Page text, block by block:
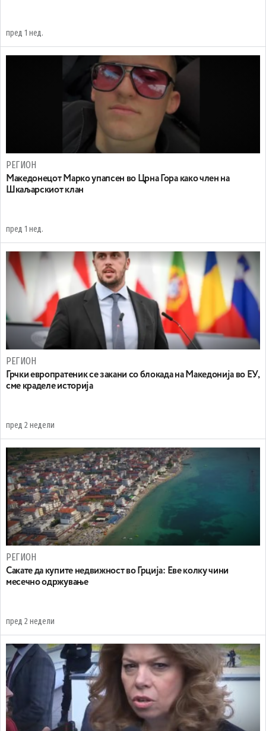
пред 1 нед.
РЕГИОН
Maкедонецот Марко упапсен во Црна Гора како член на
Шкаљарскиот клан
пред 1 нед.
РЕГИОН
Грчки европратеник се закани со блокада на Македонија во ЕУ,
сме краделе историја
пред 2 недели
РЕГИОН
Сакате да купите недвижност во Грција: Еве колку чини
месечно одржување
пред 2 недели